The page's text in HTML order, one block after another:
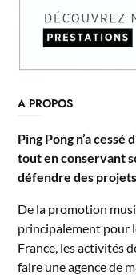
A PROPOS
Ping Pong n’a cessé
tout en conservant
défendre des
De la promotion
principalement pour
France, les activités
faire une agence de